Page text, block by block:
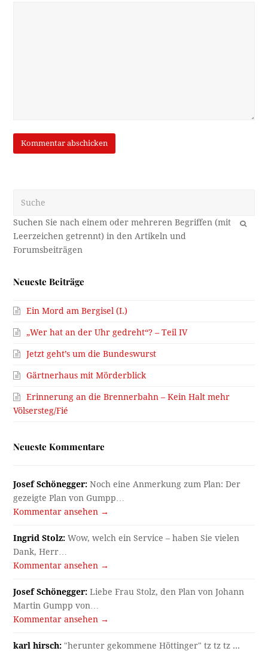
OK
Neueste Beiträge
Ein Mord am Bergisel (I.)
„Wer hat an der Uhr gedreht“? – Teil IV
Jetzt geht’s um die Bundeswurst
Gärtnerhaus mit Mörderblick
Erinnerung an die Brennerbahn – Kein Halt mehr
Völsersteg/Fié
Neueste Kommentare
Josef Schönegger: Noch eine Anmerkung zum Plan: Der
gezeigte Plan von Gumpp…
Kommentar ansehen →
Ingrid Stolz: Wow, welch ein Service – haben Sie vielen
Dank, Herr…
Kommentar ansehen →
Josef Schönegger: Liebe Frau Stolz, den Plan von Johann
Martin Gumpp von…
Kommentar ansehen →
karl hirsch: "herunter gekommene Höttinger" tz tz tz ...